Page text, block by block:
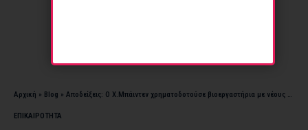
Αρχική » Blog » Αποδείξεις: Ο Χ.Μπάιντεν χρηματοδοτούσε βιοεργαστήρια με νέους Covid στην Ουκρανία – Πώς συνδέονται με Ουχάν
ΕΠΙΚΑΙΡΟΤΗΤΑ